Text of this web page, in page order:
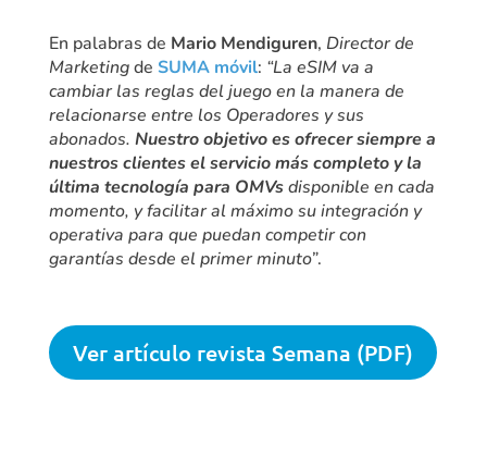
En palabras de Mario Mendiguren, Director de
Marketingde SUMA móvil: “La eSIM va a
cambiar las reglas del juego en la manera de
relacionarse entre los Operadores y sus
abonados. Nuestro objetivo es ofrecer siempre a
nuestros clientes el servicio más completo y la
última tecnología para OMVsdisponible en cada
momento, y facilitar al máximo su integración y
operativa para que puedan competir con
garantías desde el primer minuto”.
Ver artículo revista Semana (PDF)